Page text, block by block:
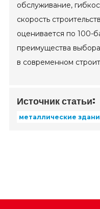
обслуживание,
скорость
оценивается по 100-
преимущества
в современном
Источник статьи:
металлические